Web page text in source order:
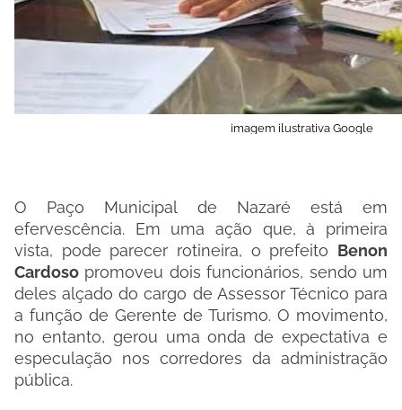
imagem ilustrativa Google
​O Paço Municipal de Nazaré está em
efervescência. Em uma ação que, à primeira
vista, pode parecer rotineira, o prefeito Benon
Cardoso promoveu dois funcionários, sendo um
deles alçado do cargo de Assessor Técnico para
a função de Gerente de Turismo. O movimento,
no entanto, gerou uma onda de expectativa e
especulação nos corredores da administração
pública.